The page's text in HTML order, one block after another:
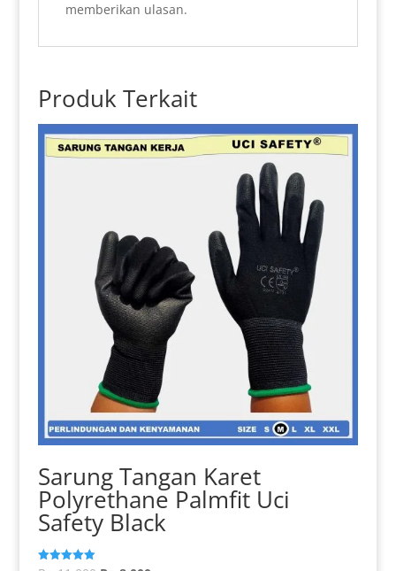
memberikan ulasan.
Produk Terkait
Sarung Tangan Karet
Polyrethane Palmfit Uci
Safety Black